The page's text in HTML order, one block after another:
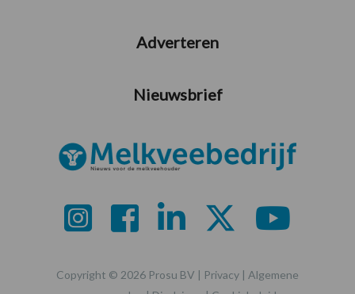
Adverteren
Nieuwsbrief
Copyright © 2026 Prosu BV | Privacy | Algemene